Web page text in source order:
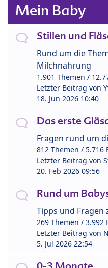
Mein Baby
Stillen und
Rund um die
Milchnahrung
1.901 Themen /
Letzter Beitrag von
18. Jun 2026 10:40
Das erste
Fragen rund um
812 Themen / 5.716
Letzter Beitrag von
20. Feb 2026 09:56
Rund um
Tipps und Fragen
269 Themen / 3.992
Letzter Beitrag von
5. Jul 2026 22:54